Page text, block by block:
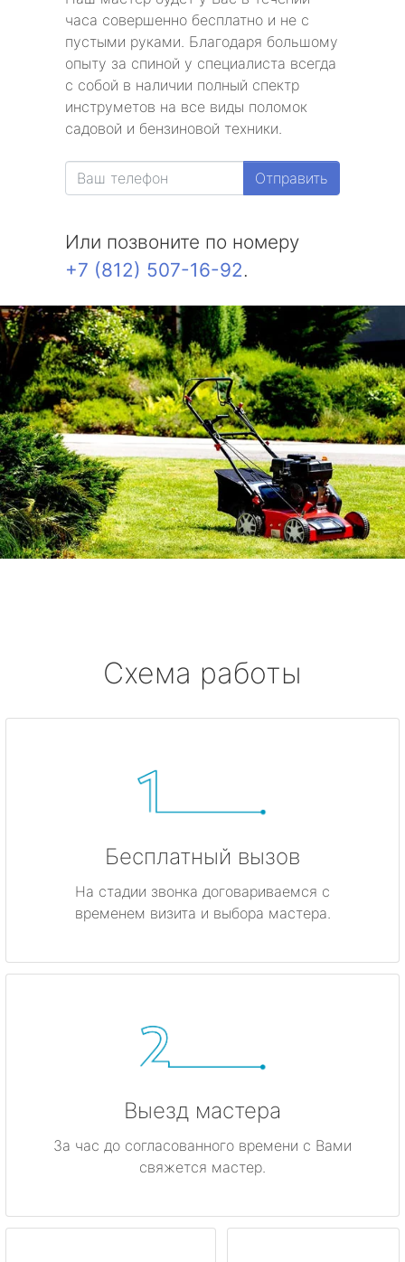
часа совершенно бесплатно и не с
пустыми руками. Благодаря большому
опыту за спиной у специалиста всегда
с собой в наличии полный спектр
инструметов на все виды поломок
садовой и бензиновой техники.
Отправить
Или позвоните по номеру
+7 (812) 507-16-92.
Схема работы
Бесплатный вызов
На стадии звонка договариваемся с
временем визита и выбора мастера.
Выезд мастера
За час до согласованного времени с Вами
свяжется мастер.